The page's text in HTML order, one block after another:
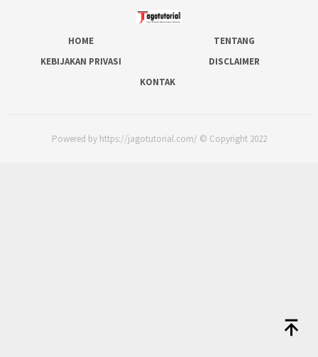
HOME
TENTANG
KEBIJAKAN PRIVASI
DISCLAIMER
KONTAK
Powered by https://jagotutorial.com/ © Copyright 2022